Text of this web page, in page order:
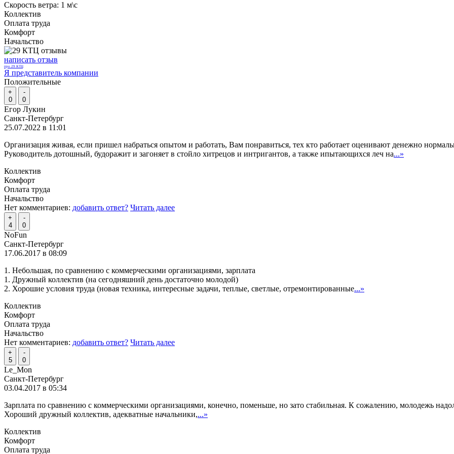
Скорость ветра: 1 м\с
Коллектив
Оплата труда
Комфорт
Начальство
написать отзыв
про 29 КТЦ
Я представитель компании
Положительные
+
0
-
0
Егор Лукин
Санкт-Петербург
25.07.2022 в 11:01
Организация живая, если пришел набраться опытом и работать, Вам понравиться, тех кто работает оценивают денежно
Руководитель дотошный, будоражит и загоняет в стойло хитрецов и интригантов, а также ипытающихся леч на...»
Коллектив
Комфорт
Оплата труда
Начальство
Нет комментариев: добавить ответ? Читать далее
+
4
-
0
NoFun
Санкт-Петербург
17.06.2017 в 08:09
1. Небольшая, по сравнению с коммерческими организациями, зарплата
1. Дружный коллектив (на сегодняшний день достаточно молодой)
2. Хорошие условия труда (новая техника, интересные задачи, теплые, светлые, отремонтированные...»
Коллектив
Комфорт
Оплата труда
Начальство
Нет комментариев: добавить ответ? Читать далее
+
5
-
0
Le_Mon
Санкт-Петербург
03.04.2017 в 05:34
Зарплата по сравнению с коммерческими организациями, конечно, поменьше, но зато стабильная. К сожалению, молодежь
Хороший дружный коллектив, адекватные начальники,...»
Коллектив
Комфорт
Оплата труда